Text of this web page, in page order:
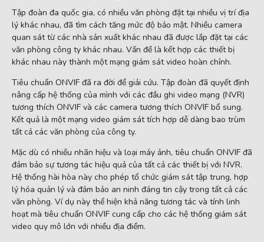
Tập đoàn đa quốc gia, có nhiều văn phòng đặt tại nhiều vị trí địa
lý khác nhau, đã tìm cách tăng mức độ bảo mật. Nhiều camera
quan sát từ các nhà sản xuất khác nhau đã được lắp đặt tại các
văn phòng công ty khác nhau. Vấn đề là kết hợp các thiết bị
khác nhau này thành một mạng giám sát video hoàn chỉnh.
Tiêu chuẩn ONVIF đã ra đời để giải cứu. Tập đoàn đã quyết định
nâng cấp hệ thống của mình với các đầu ghi video mạng (NVR)
tương thích ONVIF và các camera tương thích ONVIF bổ sung.
Kết quả là một mạng video giám sát tích hợp dễ dàng bao trùm
tất cả các văn phòng của công ty.
Mặc dù có nhiều nhãn hiệu và loại máy ảnh, tiêu chuẩn ONVIF đã
đảm bảo sự tương tác hiệu quả của tất cả các thiết bị với NVR.
Hệ thống hài hòa này cho phép tổ chức giám sát tập trung, hợp
lý hóa quản lý và đảm bảo an ninh đáng tin cậy trong tất cả các
văn phòng. Ví dụ này thể hiện khả năng tương tác và tính linh
hoạt mà tiêu chuẩn ONVIF cung cấp cho các hệ thống giám sát
video quy mô lớn với nhiều địa điểm.